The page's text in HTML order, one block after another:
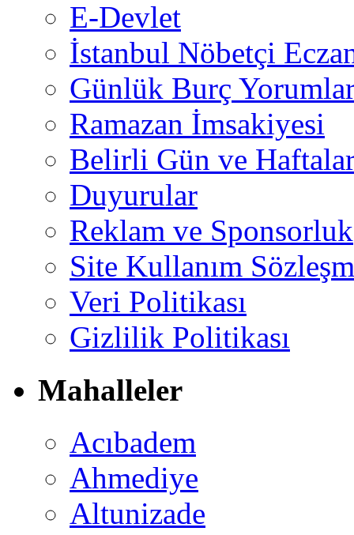
E-Devlet
İstanbul Nöbetçi
Günlük Burç
Ramazan İmsakiyesi
Belirli Gün ve
Duyurular
Reklam ve Sponsorluk
Site Kullanım
Veri Politikası
Gizlilik Politikası
Mahalleler
Acıbadem
Ahmediye
Altunizade